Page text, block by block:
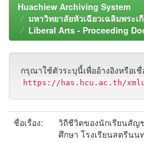
Huachiew Archiving System
มหาวิทยาลัยหัวเฉียวเฉลิมพระเ
Liberal Arts - Proceeding
กรุณาใช้ตัวระบุนี้เพื่ออ้างอิงหรือเ
https://has.hcu.ac.th/
ชื่อเรื่อง:
วิถีชีวิตของนักเรียนสัญ
ศึกษา โรงเรียนสตรีน